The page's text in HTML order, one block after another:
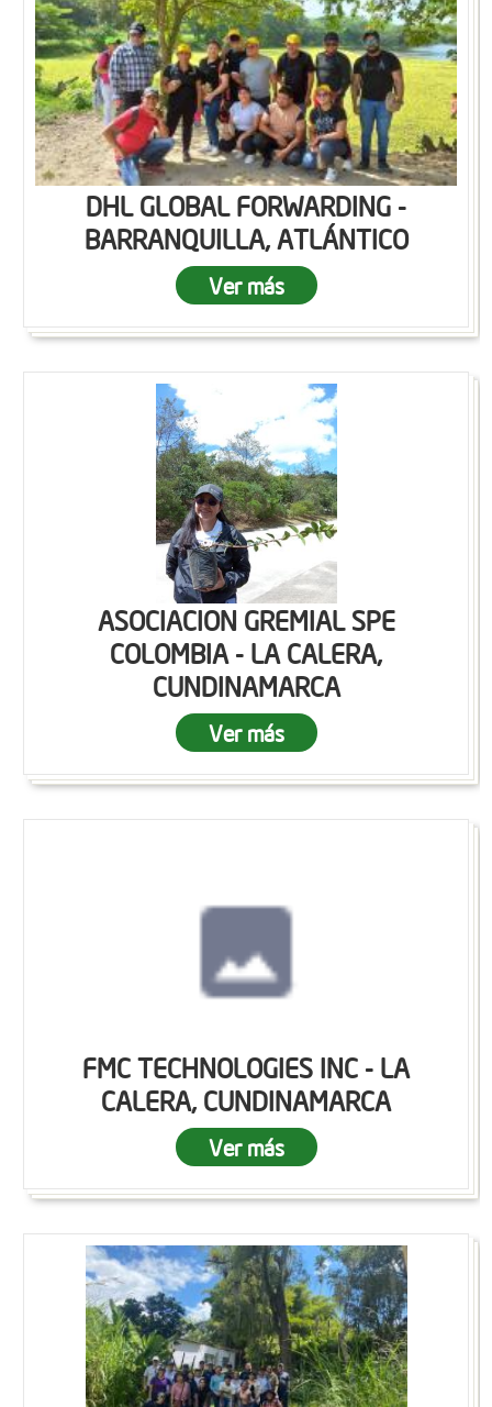
DHL GLOBAL FORWARDING -
BARRANQUILLA, ATLÁNTICO
Ver más
ASOCIACION GREMIAL SPE
COLOMBIA - LA CALERA,
CUNDINAMARCA
Ver más
FMC TECHNOLOGIES INC - LA
CALERA, CUNDINAMARCA
Ver más